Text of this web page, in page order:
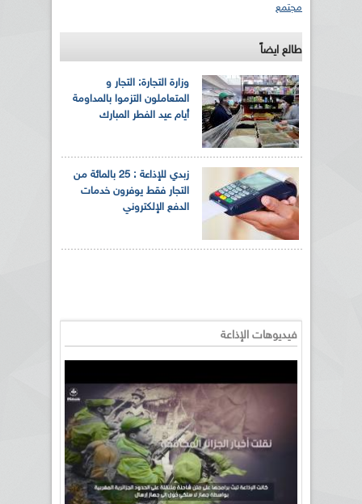
مجتمع
طالع ايضاً
وزارة التجارة: التجار و
المتعاملون التزموا بالمداومة
أيام عيد الفطر المبارك
زبدي للإذاعة : 25 بالمائة من
التجار فقط يوفرون خدمات
الدفع الإلكتروني
فيديوهات الإذاعة